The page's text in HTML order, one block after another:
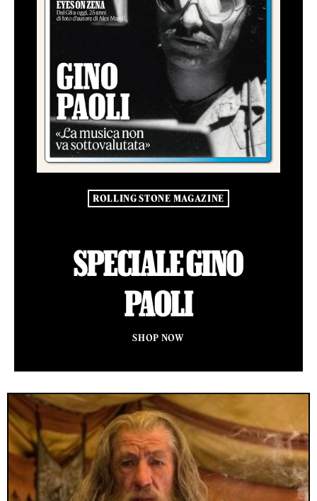
ROLLING STONE MAGAZINE
SPECIALE GINO
PAOLI
SHOP NOW